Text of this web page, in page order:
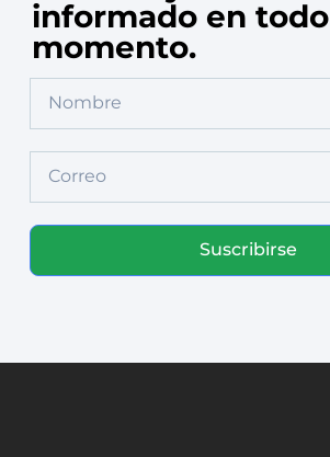
informado en todo
momento.
Suscribirse